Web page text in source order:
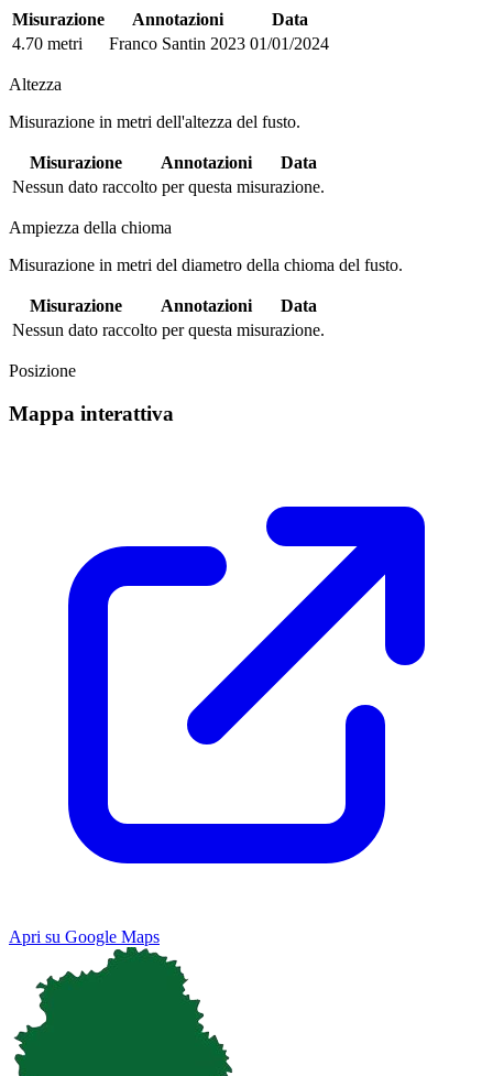
Misurazione Annotazioni
Data
4.70 metri
Franco Santin 2023 01/01/2024
Altezza
Misurazione in metri dell'altezza del fusto.
Misurazione Annotazioni
Data
Nessun dato raccolto per questa misurazione.
Ampiezza della chioma
Misurazione in metri del diametro della chioma del fusto.
Misurazione Annotazioni
Data
Nessun dato raccolto per questa misurazione.
Posizione
Mappa interattiva
Apri su Google Maps
Map Satellite
Keyboard shortcuts